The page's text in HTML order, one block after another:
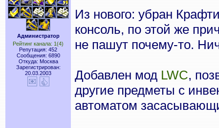
Администратор
Рейтинг канала: 1(4)
Репутация: 452
Сообщения: 6890
Откуда: Москва
Зарегистрирован:
20.03.2003
Из нового: убран
консоль, по этой же
не пашут почему-то.
Добавлен мод LWC,
другие предметы с
автоматом